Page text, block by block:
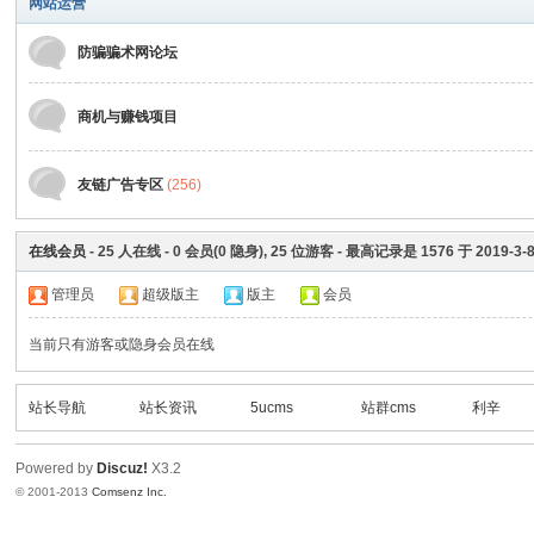
网站运营
防骗骗术网论坛
商机与赚钱项目
友链广告专区 (256)
在线会员 -25 人在线 -0 会员(0 隐身),25 位游客 - 最高记录是1576 于2019-3-
管理员 超级版主 版主 会员
当前只有游客或隐身会员在线
站长导航 站长资讯 5ucms 站群cms 利辛
Powered by Discuz! X3.2
© 2001-2013Comsenz Inc.